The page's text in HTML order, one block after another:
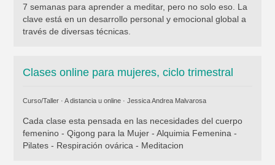
7 semanas para aprender a meditar, pero no solo eso. La
clave está en un desarrollo personal y emocional global a
través de diversas técnicas.
Clases online para mujeres, ciclo trimestral
Curso/Taller · A distancia u online · Jessica Andrea Malvarosa
Cada clase esta pensada en las necesidades del cuerpo
femenino - Qigong para la Mujer - Alquimia Femenina -
Pilates - Respiración ovárica - Meditacion